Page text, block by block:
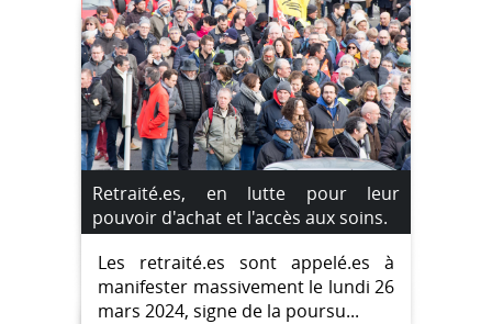
Retraité.es, en lutte pour leur
pouvoir d'achat et l'accès aux soins.
Les retraité.es sont appelé.es à
manifester massivement le lundi 26
mars 2024, signe de la poursu...